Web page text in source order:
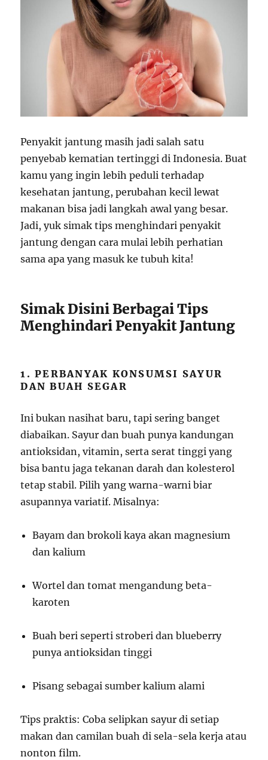
Penyakit jantung masih jadi salah satu
penyebab kematian tertinggi di Indonesia. Buat
kamu yang ingin lebih peduli terhadap
kesehatan jantung, perubahan kecil lewat
makanan bisa jadi langkah awal yang besar.
Jadi, yuk simak tips menghindari penyakit
jantung dengan cara mulai lebih perhatian
sama apa yang masuk ke tubuh kita!
Simak Disini Berbagai Tips
Menghindari Penyakit Jantung
1. PERBANYAK KONSUMSI SAYUR
DAN BUAH SEGAR
Ini bukan nasihat baru, tapi sering banget
diabaikan. Sayur dan buah punya kandungan
antioksidan, vitamin, serta serat tinggi yang
bisa bantu jaga tekanan darah dan kolesterol
tetap stabil. Pilih yang warna-warni biar
asupannya variatif. Misalnya:
Bayam dan brokoli kaya akan magnesium
dan kalium
Wortel dan tomat mengandung beta-
karoten
Buah beri seperti stroberi dan blueberry
punya antioksidan tinggi
Pisang sebagai sumber kalium alami
Tips praktis: Coba selipkan sayur di setiap
makan dan camilan buah di sela-sela kerja atau
nonton film.